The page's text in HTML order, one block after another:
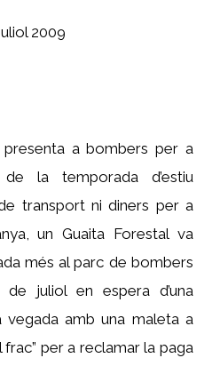
2009
presenta a bombers per a
la temporada d’estiu
transport ni diners per a
un Guaita Forestal va
més al parc de bombers
juliol en espera d’una
vegada amb una maleta a
frac” per a reclamar la paga